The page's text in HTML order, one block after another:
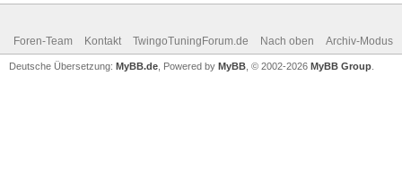
Foren-Team Kontakt TwingoTuningForum.de Nach oben Archiv-Modus
Deutsche Übersetzung: MyBB.de , Powered by MyBB , © 2002-2026 MyBB Group